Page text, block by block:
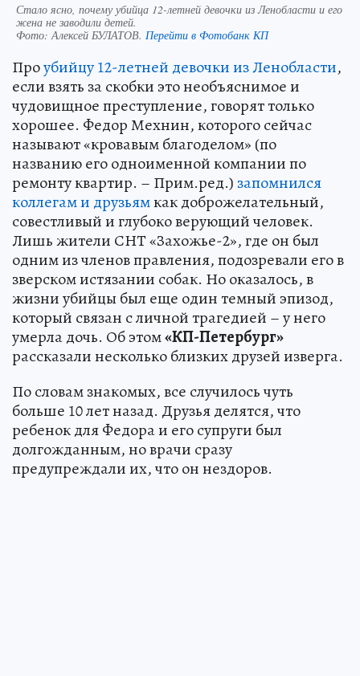
Стало ясно, почему убийца 12-летней девочки из Ленобласти и его
жена не заводили детей.
Фото: Алексей БУЛАТОВ. Перейти в Фотобанк КП
Проубийцу 12-летней девочки из Ленобласти,
если взять за скобки это необъяснимое и
чудовищное преступление, говорят только
хорошее. Федор Мехнин, которого сейчас
называют «кровавым благоделом» (по
названию его одноименной компании по
ремонту квартир. – Прим.ред.) запомнился
коллегам и друзьямкак доброжелательный,
совестливый и глубоко верующий человек.
Лишь жители СНТ «Захожье-2», где он был
одним из членов правления, подозревали его в
зверском истязании собак. Но оказалось, в
жизни убийцы был еще один темный эпизод,
который связан с личной трагедией – у него
умерла дочь. Об этом«КП-Петербург»
рассказали несколько близких друзей изверга.
По словам знакомых, все случилось чуть
больше 10 лет назад. Друзья делятся, что
ребенок для Федора и его супруги был
долгожданным, но врачи сразу
предупреждали их, что он нездоров.